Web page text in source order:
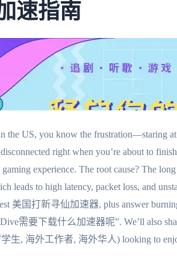
速指南
the US, you know the frustration—staring at
right when you’re about to
experience. The root cause? The
leads to high latency, packet loss, and
美国打新寻仙加速器, plus answer
需要下载什么加速器呢”. We’ll also
学生, 海外工作者, 海外华人) looking to